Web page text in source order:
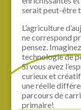
serait peut-être
L’agriculture
ne correspond
pensez.
technologie de
Si vous avez
curieux et
une réelle
parcours de
primaire!